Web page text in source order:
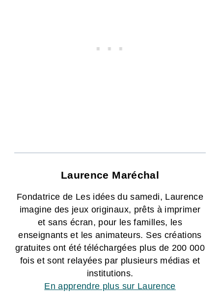
Laurence Maréchal
Fondatrice de Les idées du samedi, Laurence
imagine des jeux originaux, prêts à imprimer
et sans écran, pour les familles, les
enseignants et les animateurs. Ses créations
gratuites ont été téléchargées plus de 200 000
fois et sont relayées par plusieurs médias et
institutions.
En apprendre plus sur Laurence